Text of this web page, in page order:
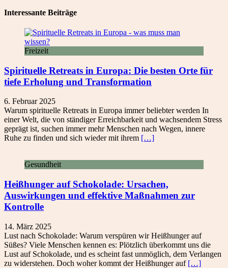
Interessante Beiträge
Freizeit
Spirituelle Retreats in Europa: Die besten Orte für
tiefe Erholung und Transformation
6. Februar 2025
Warum spirituelle Retreats in Europa immer beliebter werden In
einer Welt, die von ständiger Erreichbarkeit und wachsendem Stress
geprägt ist, suchen immer mehr Menschen nach Wegen, innere
Ruhe zu finden und sich wieder mit ihrem […]
Gesundheit
Heißhunger auf Schokolade: Ursachen,
Auswirkungen und effektive Maßnahmen zur
Kontrolle
14. März 2025
Lust nach Schokolade: Warum verspüren wir Heißhunger auf
Süßes? Viele Menschen kennen es: Plötzlich überkommt uns die
Lust auf Schokolade, und es scheint fast unmöglich, dem Verlangen
zu widerstehen. Doch woher kommt der Heißhunger auf […]